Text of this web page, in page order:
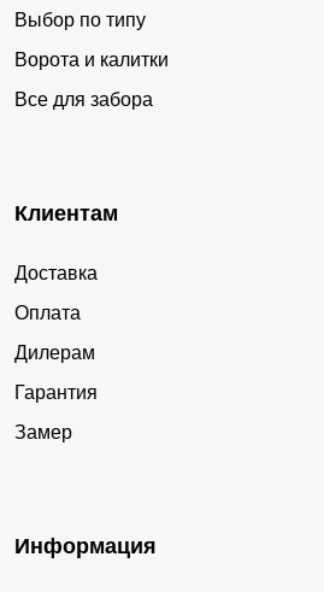
Выбор по типу
Ворота и калитки
Все для забора
Клиентам
Доставка
Оплата
Дилерам
Гарантия
Замер
Информация